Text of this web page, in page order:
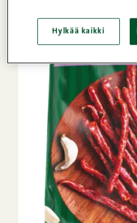
Hylkää kaikki